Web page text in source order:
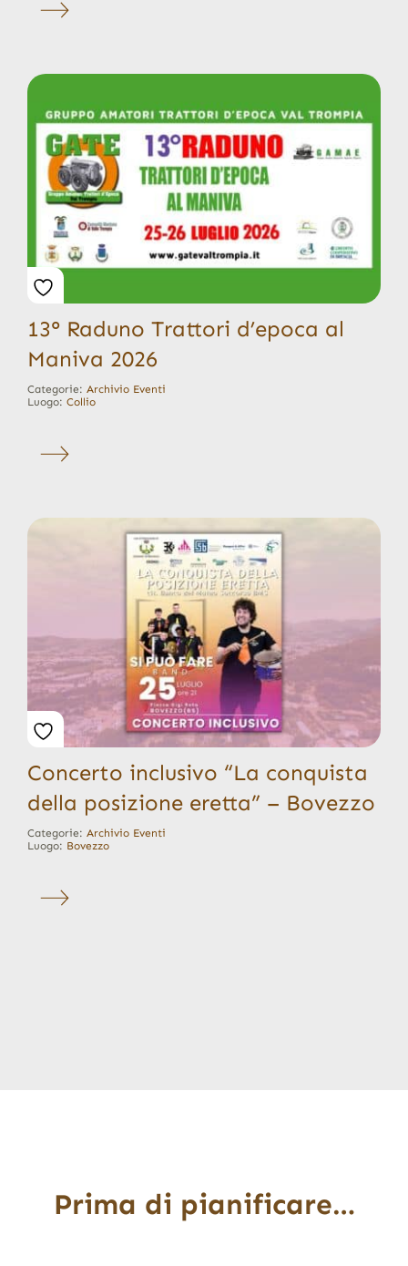
13° Raduno Trattori d’epoca al
Maniva 2026
Categorie: Archivio Eventi
Luogo: Collio
Concerto inclusivo “La conquista
della posizione eretta” – Bovezzo
Categorie: Archivio Eventi
Luogo: Bovezzo
Prima di pianificare…